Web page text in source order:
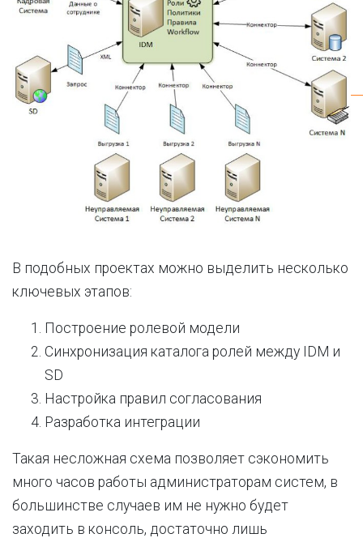
В подобных проектах можно выделить несколько
ключевых этапов:
Построение ролевой модели
Синхронизация каталога ролей между IDM и
SD
Настройка правил согласования
Разработка интеграции
Такая несложная схема позволяет сэкономить
много часов работы администраторам систем, в
большинстве случаев им не нужно будет
заходить в консоль, достаточно лишь